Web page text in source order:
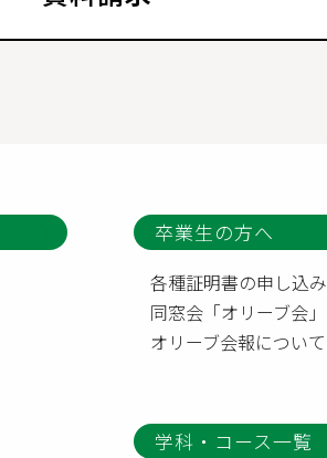
卒業生の方へ
各種証明書の申し込み
同窓会「オリーブ会」
オリーブ会報について
学科・コース一覧